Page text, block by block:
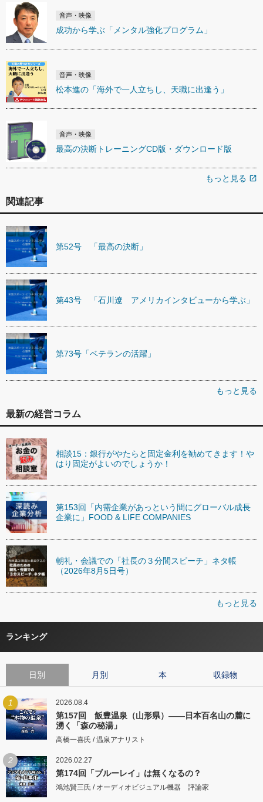
音声・映像
成功から学ぶ「メンタル強化プログラム」
音声・映像
松本進の「海外で一人立ちし、天職に出逢う」
音声・映像
最高の決断トレーニングCD版・ダウンロード版
もっと見る open_in_new
関連記事
第52号 「最高の決断」
第43号 「石川遼 アメリカインタビューから学ぶ」
第73号「ベテランの活躍」
もっと見る
最新の経営コラム
相談15：銀行がやたらと固定金利を勧めてきます！や
はり固定がよいのでしょうか！
第153回「内需企業があっという間にグローバル成長
企業に」FOOD & LIFE COMPANIES
朝礼・会議での「社長の３分間スピーチ」ネタ帳
（2026年8月5日号）
もっと見る
ランキング
日別 月別 本 収録物
1 2026.08.4
第157回 飯豊温泉（山形県）――日本百名山の麓に
湧く「森の秘湯」
高橋一喜氏 / 温泉アナリスト
2 2026.02.27
第174回「ブルーレイ」は無くなるの？
鴻池賢三氏 / オーディオビジュアル機器 評論家